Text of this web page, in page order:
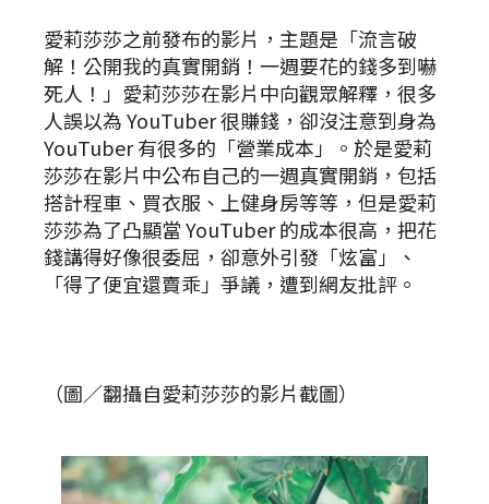
愛莉莎莎之前發布的影片，主題是「流言破
解！公開我的真實開銷！一週要花的錢多到嚇
死人！」愛莉莎莎在影片中向觀眾解釋，很多
人誤以為 YouTuber 很賺錢，卻沒注意到身為
YouTuber 有很多的「營業成本」。於是愛莉
莎莎在影片中公布自己的一週真實開銷，包括
搭計程車、買衣服、上健身房等等，但是愛莉
莎莎為了凸顯當 YouTuber 的成本很高，把花
錢講得好像很委屈，卻意外引發「炫富」、
「得了便宜還賣乖」爭議，遭到網友批評。
（圖／翻攝自愛莉莎莎的影片截圖）